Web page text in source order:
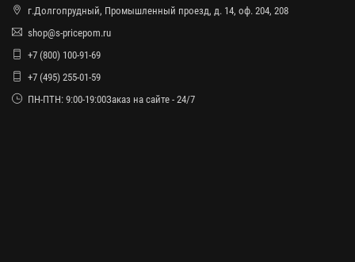
г.Долгопрудный, Промышленный проезд, д. 14, оф. 204, 208
shop@s-pricepom.ru
+7 (800) 100-91-69
+7 (495) 255-01-59
ПН-ПТН: 9:00-19:00Заказ на сайте - 24/7